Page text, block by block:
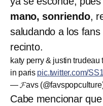
mano, sonriendo,
saludando a los
recinto.
katy perry & justin
in paris pic.twitter.com/
— 𝓕avs
Cabe mencionar